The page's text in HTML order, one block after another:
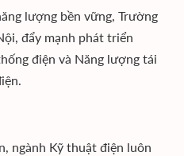
lượng bền vững, Trường
đẩy mạnh phát triển
điện và Năng lượng tái
ngành Kỹ thuật điện luôn